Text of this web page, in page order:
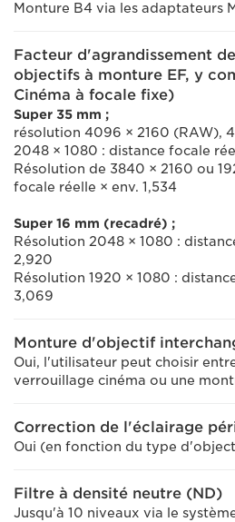
Monture B4 via les adaptateurs
Facteur d'agrandissement
objectifs à monture EF, y
Cinéma à focale fixe)
Super 35 mm ;
résolution 4096 × 2160 (RAW),
2048 × 1080 : distance focale
Résolution de 3840 × 2160 ou
focale réelle × env. 1,534
Super 16 mm (recadré) ;
Résolution 2048 × 1080 :
2,920
Résolution 1920 × 1080 :
3,069
Monture d'objectif
Oui, l'utilisateur peut choisir
verrouillage cinéma ou une
Correction de l'éclairage
Oui (en fonction du type
Filtre à densité neutre (ND)
Jusqu'à 10 niveaux via le